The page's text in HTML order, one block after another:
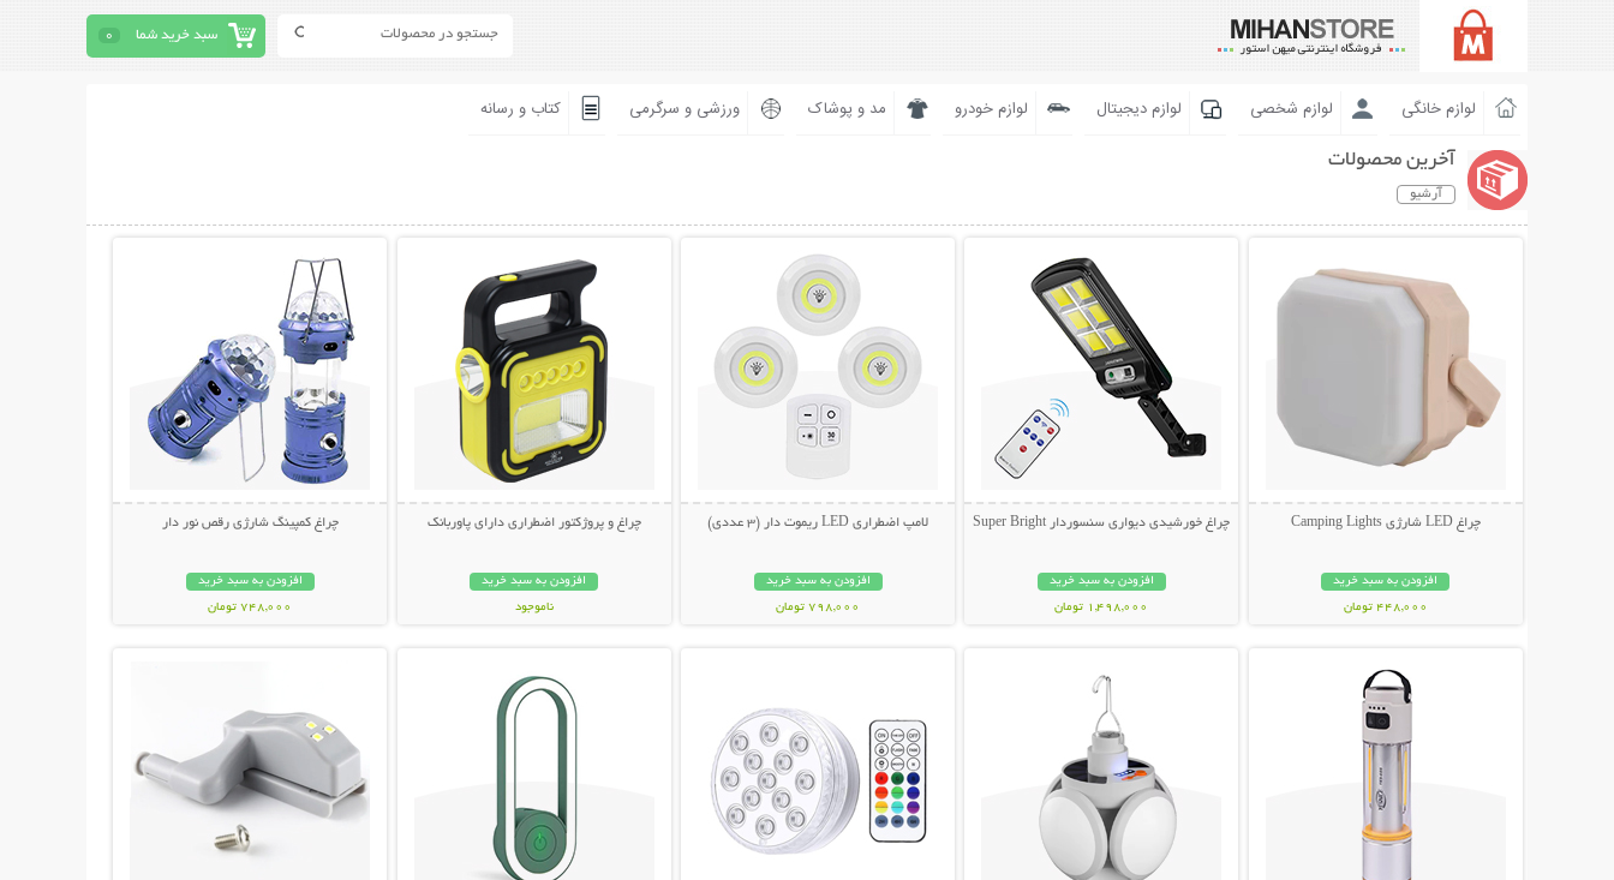
سبد خرید شما 0
لوازم خانگی لوازم شخصی لوازم دیجیتال لوازم خودرو مد و پوشاک ورزشی و سرگرمی کتاب و رسانه
آخرین محصولات
آرشیو
چراغ LED شارژی Camping Lights
افزودن به سبد خرید
448,000 تومان
چراغ خورشیدی دیواری سنسوردار Super Bright
افزودن به سبد خرید
1,498,000 تومان
لامپ اضطراری LED ریموت دار (3 عددی)
افزودن به سبد خرید
798,000 تومان
چراغ و پروژکتور اضطراری دارای پاوربانک
افزودن به سبد خرید
ناموجود
چراغ کمپینگ شارژی رقص نور دار
افزودن به سبد خرید
748,000 تومان